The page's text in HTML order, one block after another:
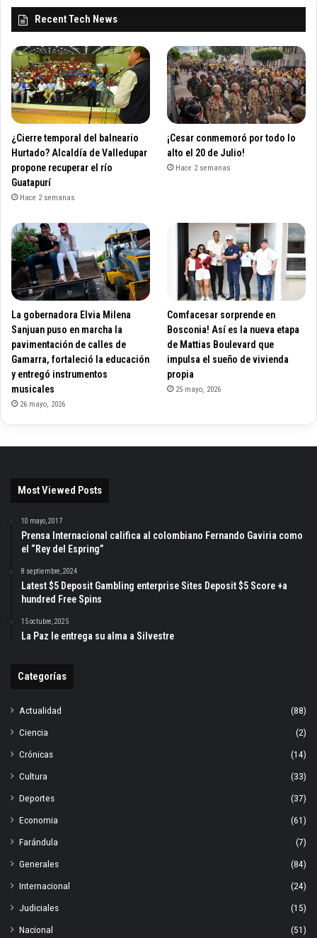
Recent Tech News
¿Cierre temporal del balneario
Hurtado? Alcaldía de Valledupar
propone recuperar el río
Guatapurí
Hace 2 semanas
¡Cesar conmemoró por todo lo
alto el 20 de Julio!
Hace 2 semanas
La gobernadora Elvia Milena
Sanjuan puso en marcha la
pavimentación de calles de
Gamarra, fortaleció la educación
y entregó instrumentos
musicales
26 mayo, 2026
Comfacesar sorprende en
Bosconia! Así es la nueva etapa
de Mattias Boulevard que
impulsa el sueño de vivienda
propia
25 mayo, 2026
Most Viewed Posts
10 mayo, 2017
Prensa Internacional califica al colombiano Fernando Gaviria como
el “Rey del Espring”
8 septiembre, 2024
Latest $5 Deposit Gambling enterprise Sites Deposit $5 Score +a
hundred Free Spins
15 octubre, 2025
La Paz le entrega su alma a Silvestre
Categorías
Actualidad
(88)
Ciencia
(2)
Crónicas
(14)
Cultura
(33)
Deportes
(37)
Economia
(61)
Farándula
(7)
Generales
(84)
Internacional
(24)
Judiciales
(15)
Nacional
(51)